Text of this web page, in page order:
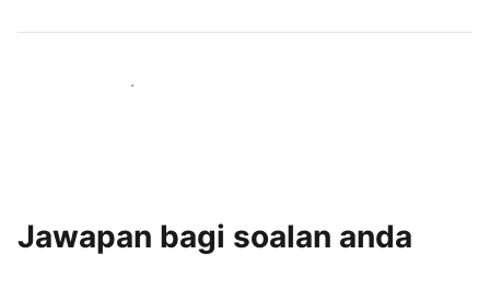
Sertai hos seperti anda
Jawapan bagi soalan anda